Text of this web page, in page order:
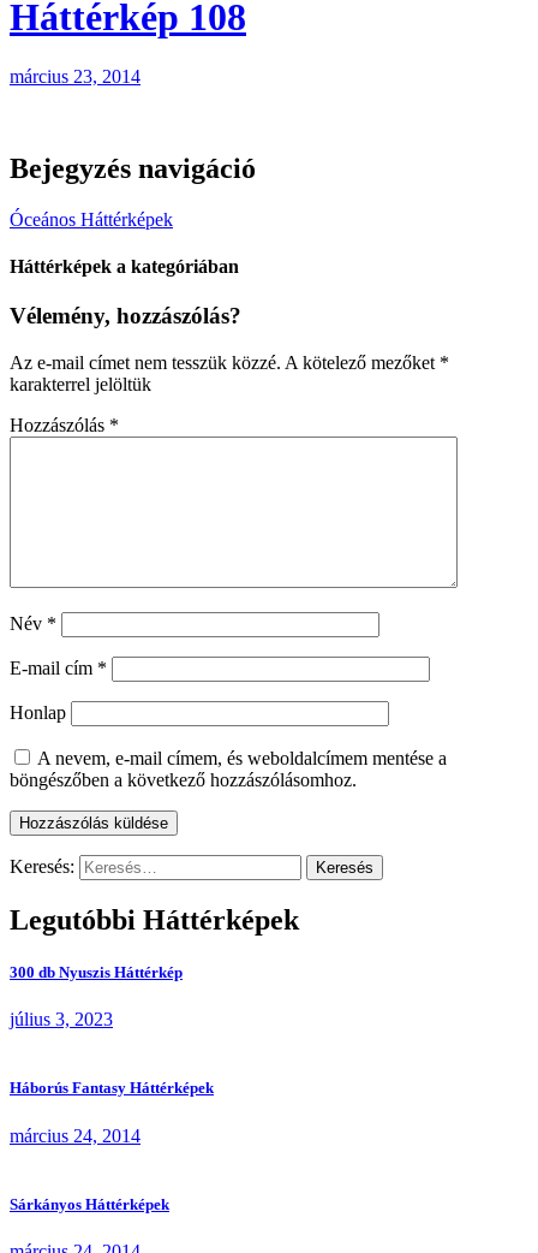
Háttérkép 108
március 23, 2014
Bejegyzés navigáció
Óceános Háttérképek
Háttérképek a kategóriában
Vélemény, hozzászólás?
Az e-mail címet nem tesszük közzé. A kötelező mezőket *
karakterrel jelöltük
Hozzászólás *
Név *
E-mail cím *
Honlap
A nevem, e-mail címem, és weboldalcímem mentése a
böngészőben a következő hozzászólásomhoz.
Keresés:
Legutóbbi Háttérképek
300 db Nyuszis Háttérkép
július 3, 2023
Háborús Fantasy Háttérképek
március 24, 2014
Sárkányos Háttérképek